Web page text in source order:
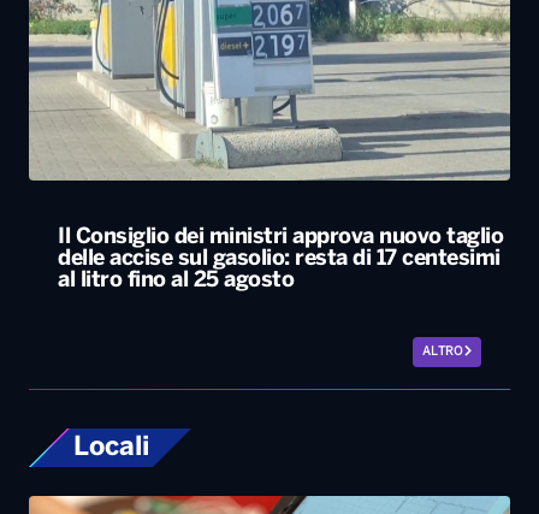
Il Consiglio dei ministri approva nuovo taglio
delle accise sul gasolio: resta di 17 centesimi
al litro fino al 25 agosto
ALTRO
Locali